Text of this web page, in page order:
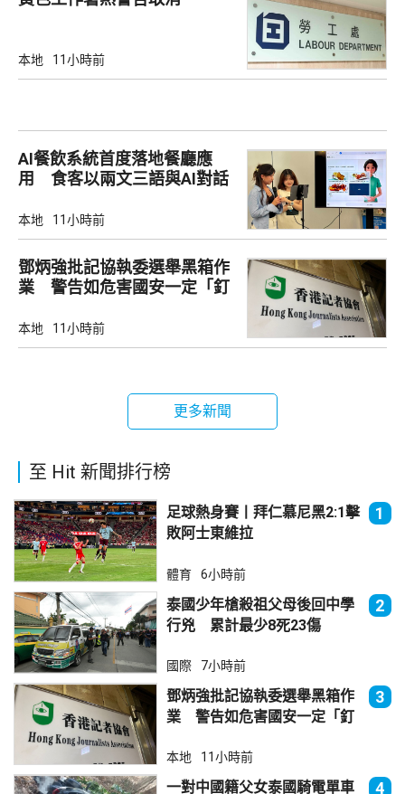
本地 11小時前
AI餐飲系統首度落地餐廳應
用 食客以兩文三語與AI對話
本地 11小時前
鄧炳強批記協執委選舉黑箱作
業 警告如危害國安一定「釘
本地 11小時前
更多新聞
至 Hit 新聞排行榜
足球熱身賽丨拜仁慕尼黑2:1擊
敗阿士東維拉
1
體育 6小時前
泰國少年槍殺祖父母後回中學
行兇 累計最少8死23傷
2
國際 7小時前
鄧炳強批記協執委選舉黑箱作
業 警告如危害國安一定「釘
3
本地 11小時前
一對中國籍父女泰國騎電單車
4